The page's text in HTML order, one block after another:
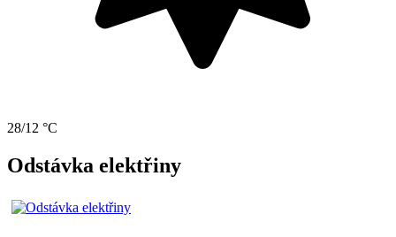
28/12 °C
Odstávka elektřiny